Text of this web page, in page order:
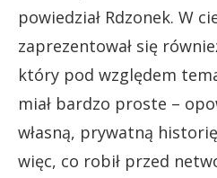
powiedział Rdzonek. W
zaprezentował się
który pod względem
miał bardzo proste –
własną, prywatną
więc, co robił przed